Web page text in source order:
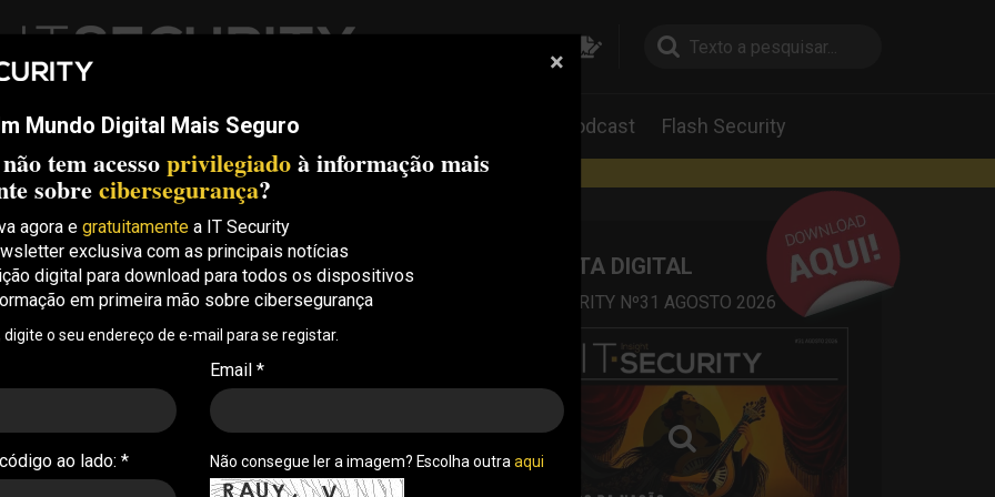
Threats Compliance Opinion Podcast Flash Security
Conference Lisboa: 8 de Outubro 2026 ✔️ Inscrições abertas
curso para
em segurança
curso – acessível a partir de qualquer ponto
entre as duas entidades
REVISTA DIGITAL
IT SECURITY Nº31 AGOSTO 2026
×
Mundo Digital Mais Seguro
tem acessoprivilegiadoà informação mais
sobrecibersegurança?
agora e gratuitamente a IT Security
exclusiva com as principais notícias
digital para download para todos os dispositivos
em primeira mão sobre cibersegurança
digite o seu endereço de e-mail para se registar.
Email *
ao lado: * Não consegue ler a imagem? Escolha outraaqui